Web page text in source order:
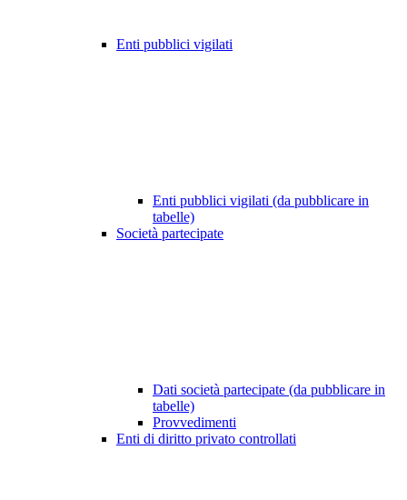
Enti pubblici vigilati
Enti pubblici vigilati (da pubblicare in
tabelle)
Società partecipate
Dati società partecipate (da pubblicare in
tabelle)
Provvedimenti
Enti di diritto privato controllati